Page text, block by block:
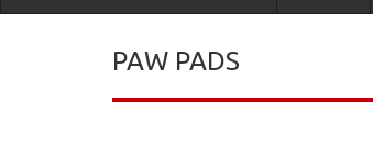
PAW PADS